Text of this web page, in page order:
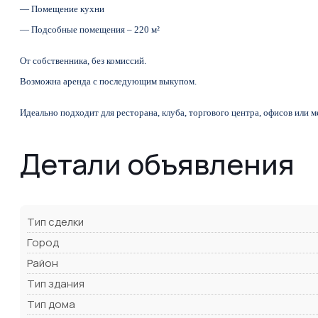
— Помещение кухни
— Подсобные помещения – 220 м²
От собственника, без комиссий.
Возможна аренда с последующим выкупом.
Идеально подходит для ресторана, клуба, торгового центра, офисов или
Детали объявления
Тип сделки
Город
Район
Тип здания
Тип дома